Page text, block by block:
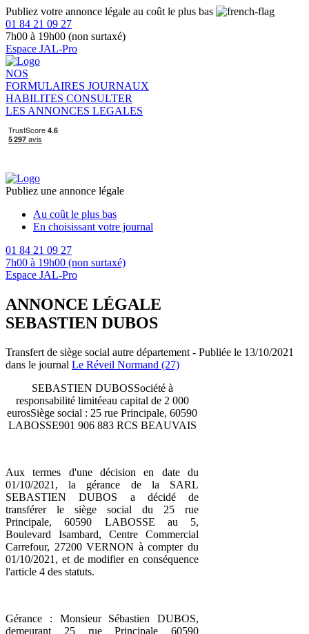
Publiez votre annonce légale au coût le plus bas
01 84 21 09 27
7h00 à 19h00 (non surtaxé)
Espace JAL-Pro
NOS
FORMULAIRES JOURNAUX
HABILITES CONSULTER
LES ANNONCES LEGALES
Publiez une annonce légale
Au coût le plus bas
En choisissant votre journal
01 84 21 09 27
7h00 à 19h00 (non surtaxé)
Espace JAL-Pro
ANNONCE LÉGALE
SEBASTIEN DUBOS
Transfert de siège social autre département - Publiée le 13/10/2021
dans le journal Le Réveil Normand (27)
SEBASTIEN DUBOSSociété à
responsabilité limitéeau capital de 2 000
eurosSiège social : 25 rue Principale, 60590
LABOSSE901 906 883 RCS BEAUVAIS
Aux termes d'une décision en date du
01/10/2021, la gérance de la SARL
SEBASTIEN DUBOS a décidé de
transférer le siège social du 25 rue
Principale, 60590 LABOSSE au 5,
Boulevard Isambard, Centre Commercial
Carrefour, 27200 VERNON à compter du
01/10/2021, et de modifier en conséquence
l'article 4 des statuts.
Gérance : Monsieur Sébastien DUBOS,
demeurant 25 rue Principale 60590